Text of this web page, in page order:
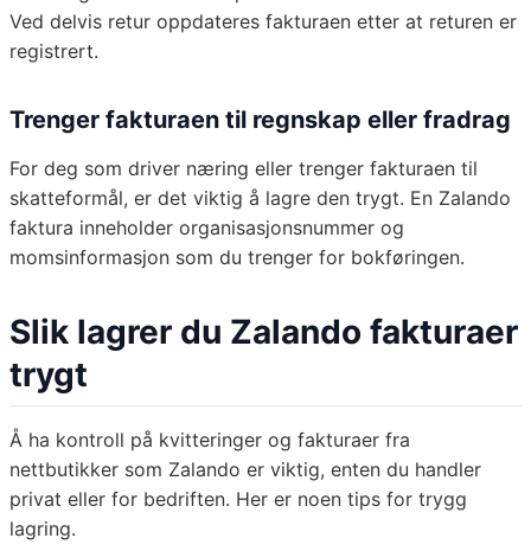
Ved delvis retur oppdateres fakturaen etter at returen er
registrert.
Trenger fakturaen til regnskap eller fradrag
For deg som driver næring eller trenger fakturaen til
skatteformål, er det viktig å lagre den trygt. En Zalando
faktura inneholder organisasjonsnummer og
momsinformasjon som du trenger for bokføringen.
Slik lagrer du Zalando fakturaer
trygt
Å ha kontroll på kvitteringer og fakturaer fra
nettbutikker som Zalando er viktig, enten du handler
privat eller for bedriften. Her er noen tips for trygg
lagring.